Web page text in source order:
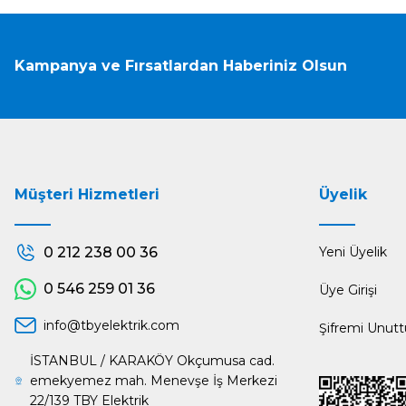
Kampanya ve Fırsatlardan Haberiniz Olsun
Müşteri Hizmetleri
0 212 238 00 36
0 546 259 01 36
info@tbyelektrik.com
İSTANBUL / KARAKÖY Okçumusa cad.
emekyemez mah. Menevşe İş Merkezi
22/139 TBY Elektrik
Üyelik
Yeni Üyelik
Üye Girişi
Şifremi